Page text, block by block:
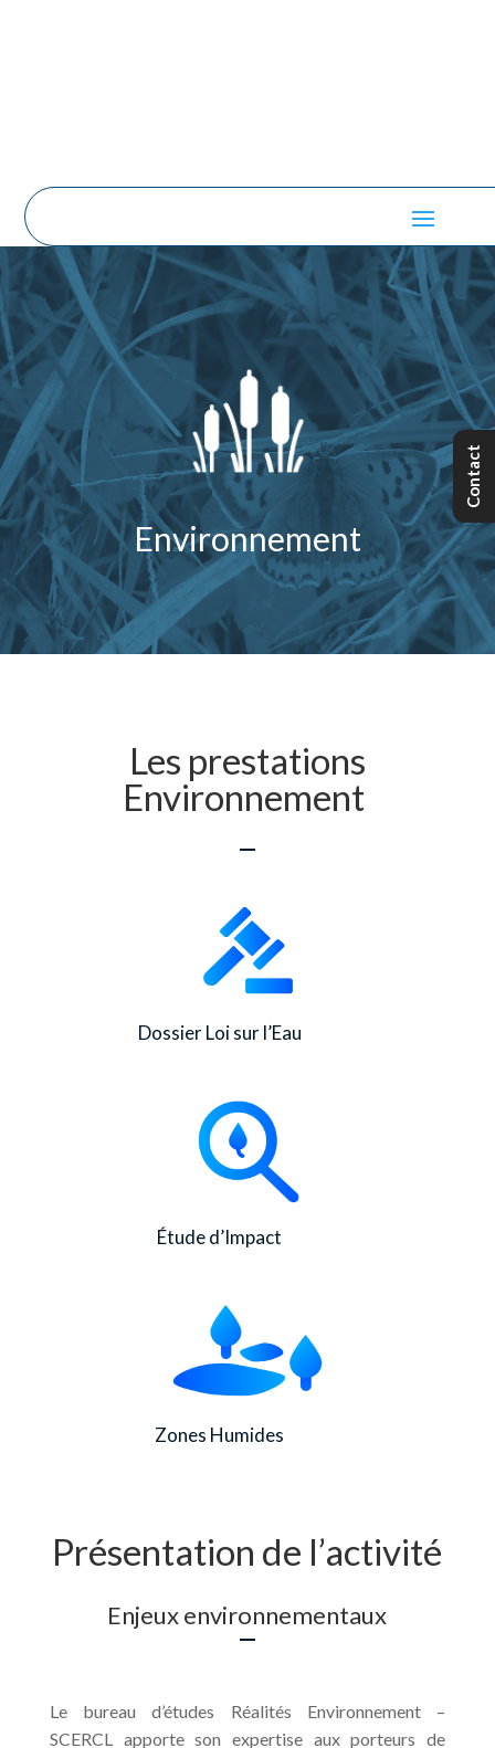
Environnement
Les prestations
Environnement
Dossier Loi sur l’Eau
Étude d’Impact
Zones Humides
Présentation de l’activité
Enjeux environnementaux
Le bureau d’études Réalités Environnement –
SCERCL apporte son expertise aux porteurs de
Contact